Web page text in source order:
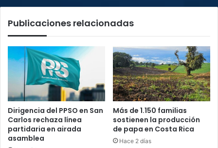
Publicaciones relacionadas
Dirigencia del PPSO en San
Carlos rechaza línea
partidaria en airada
asamblea
Más de 1.150 familias
sostienen la producción
de papa en Costa Rica
Hace 2 días